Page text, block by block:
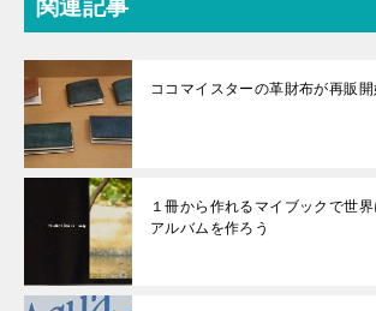
関連記事
ココマイスターの革財布が再販開
１冊から作れるマイブックで世
アルバムを作ろう